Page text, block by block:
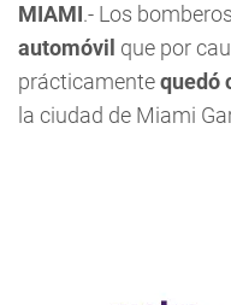
MIAMI.- Los
automóvil que por
prácticamentequedó
la ciudad de Miami